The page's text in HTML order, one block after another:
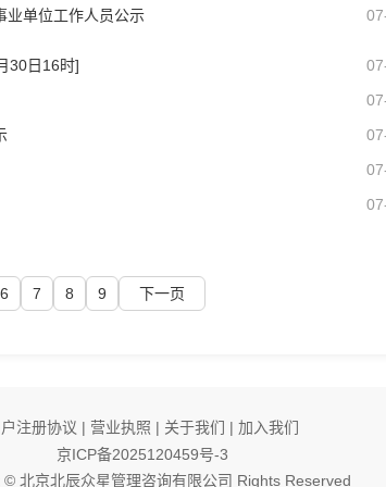
业单位工作人员公示
30日16时]
6 7 8 9 下一页
注册协议 | 营业执照 | 关于我们 | 加入我们
京ICP备2025120459号-3
北京北辰众星管理咨询有限公司 Rights Reserved